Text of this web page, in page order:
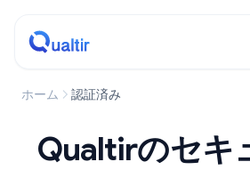
ホーム 認証済み
Qualtirのセキ